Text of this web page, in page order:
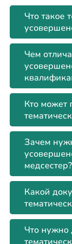
Что такое
Чем
Кто может
Зачем
медсестер?
Какой
Что нужно